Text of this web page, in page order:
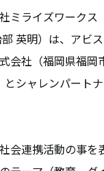
ミライズワークス
英明）は、アビ
会社（福岡県福岡
とシャレンパート
会連携活動の事を